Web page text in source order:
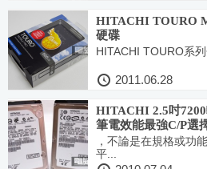
HITACHI TOURO
硬碟
HITACHI TOURO系列
2011.06.28
HITACHI 2.5吋
筆電效能最強C/P選
，不論是在規格或功
平...